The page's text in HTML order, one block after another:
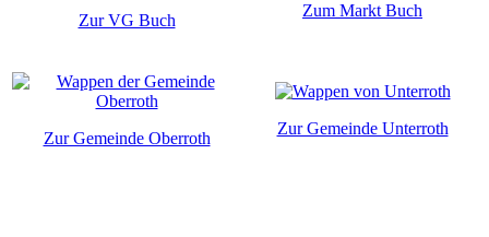
Zur VG Buch
Zum Markt Buch
Zur Gemeinde Oberroth
Zur Gemeinde Unterroth